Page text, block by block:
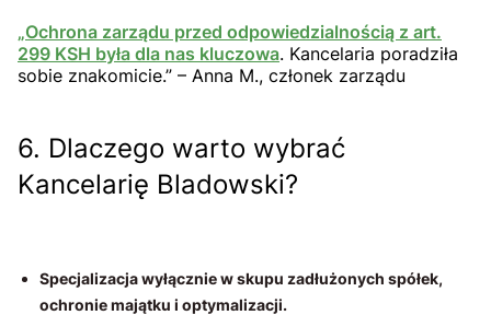
„Ochrona zarządu przed odpowiedzialnością z art.
299 KSH była dla nas kluczowa. Kancelaria poradziła
sobie znakomicie.” – Anna M., członek zarządu
6. Dlaczego warto wybrać
Kancelarię Bladowski?
Specjalizacja wyłącznie w skupu zadłużonych spółek,
ochronie majątku i optymalizacji.